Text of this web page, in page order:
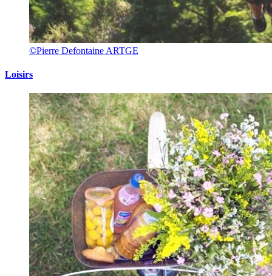
©Pierre Defontaine ARTGE
Loisirs